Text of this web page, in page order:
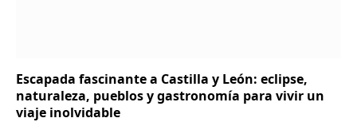
Escapada fascinante a Castilla y León: eclipse,
naturaleza, pueblos y gastronomía para vivir un
viaje inolvidable